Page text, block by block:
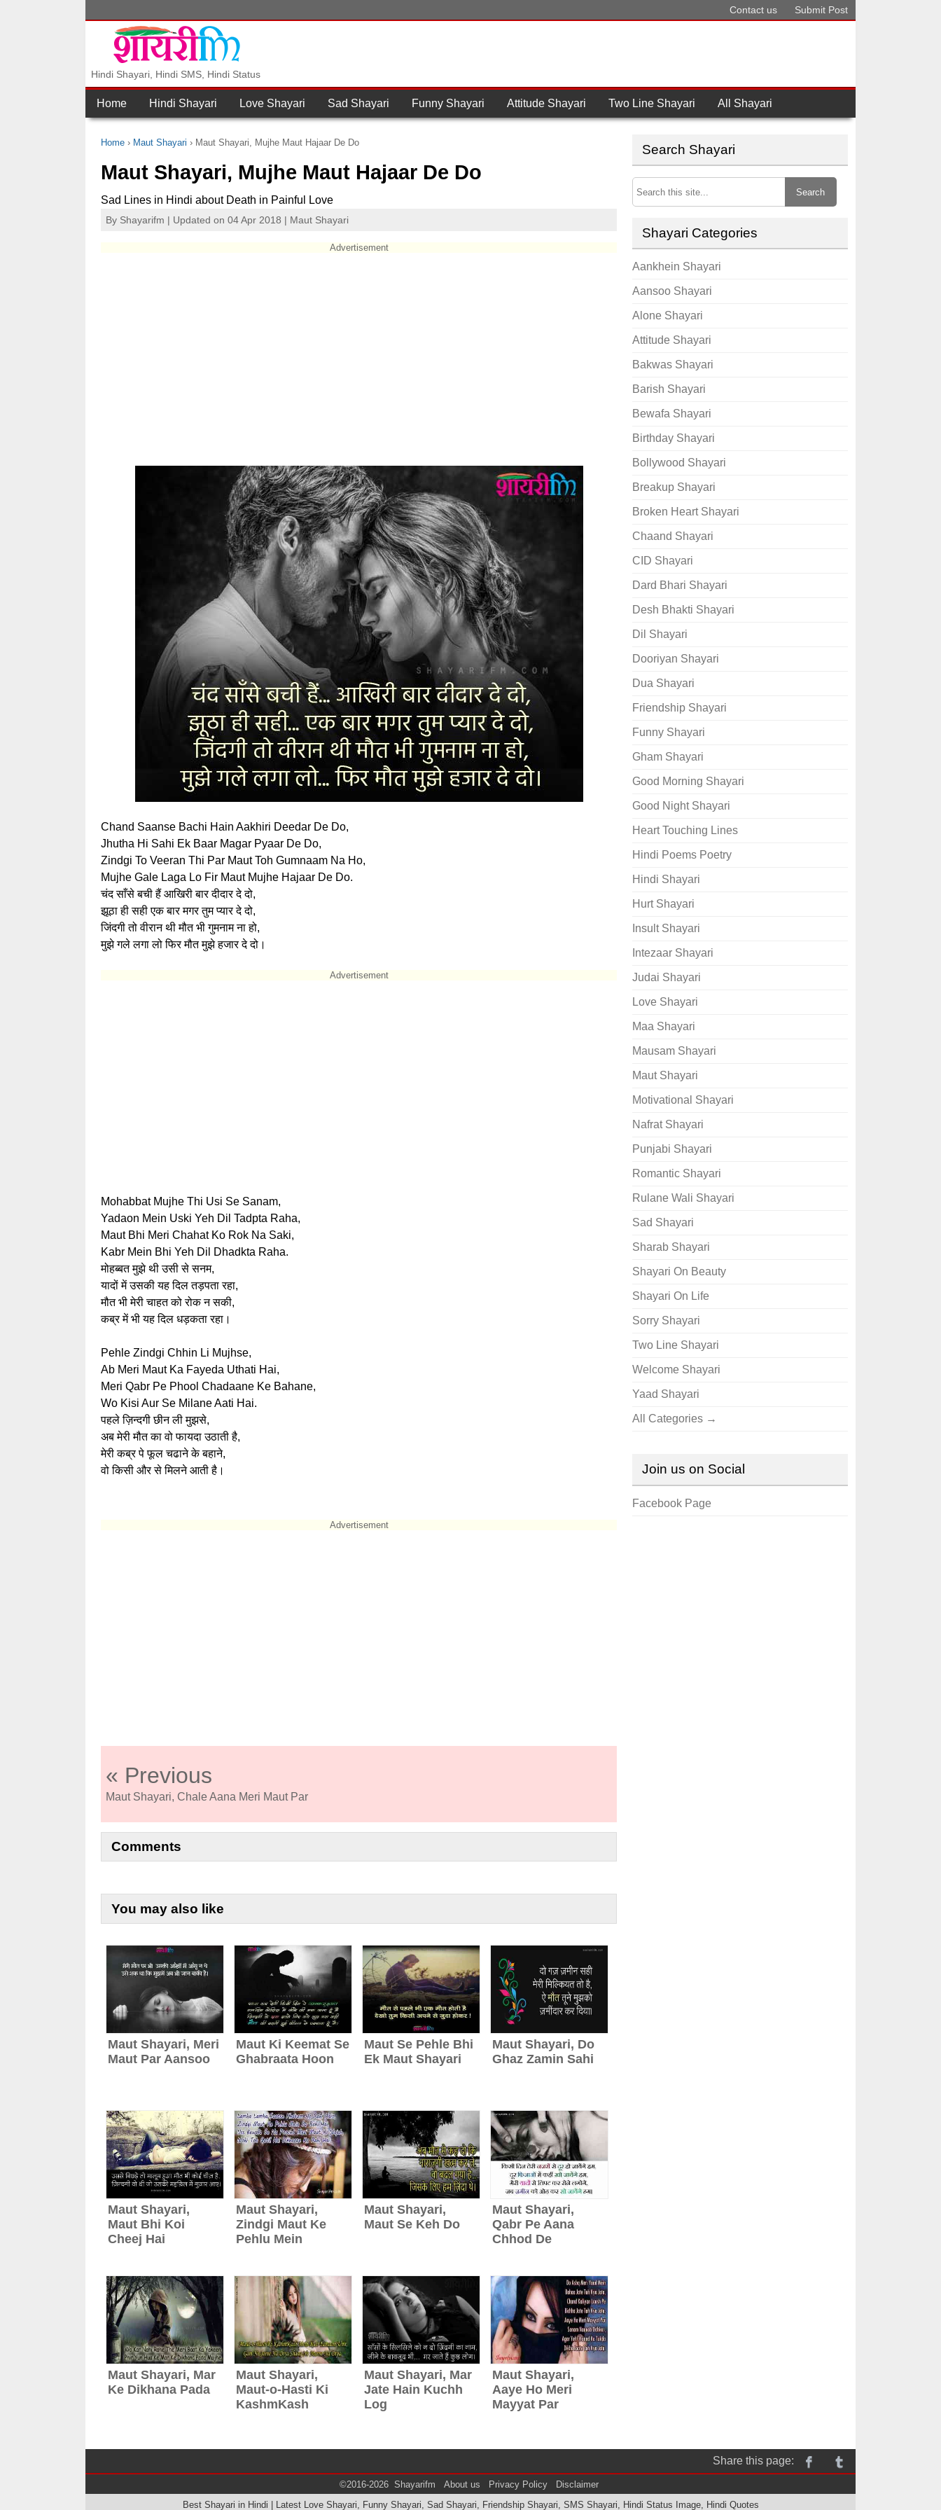
Contact us Submit Post
Hindi Shayari, Hindi SMS, Hindi Status
Home Hindi Shayari Love Shayari Sad Shayari Funny Shayari Attitude Shayari Two Line Shayari All Shayari
Home Maut Shayari Maut Shayari, Mujhe Maut Hajaar De Do
Maut Shayari, Mujhe Maut Hajaar De Do
Sad Lines in Hindi about Death in Painful Love
By Shayarifm | Updated on 04 Apr 2018 | Maut Shayari
Advertisement
Chand Saanse Bachi Hain Aakhiri Deedar De Do,
Jhutha Hi Sahi Ek Baar Magar Pyaar De Do,
Zindgi To Veeran Thi Par Maut Toh Gumnaam Na Ho,
Mujhe Gale Laga Lo Fir Maut Mujhe Hajaar De Do.
चंद साँसे बची हैं आखिरी बार दीदार दे दो,
झूठा ही सही एक बार मगर तुम प्यार दे दो,
जिंदगी तो वीरान थी मौत भी गुमनाम ना हो,
मुझे गले लगा लो फिर मौत मुझे हजार दे दो।
Advertisement
Mohabbat Mujhe Thi Usi Se Sanam,
Yadaon Mein Uski Yeh Dil Tadpta Raha,
Maut Bhi Meri Chahat Ko Rok Na Saki,
Kabr Mein Bhi Yeh Dil Dhadkta Raha.
मोहब्बत मुझे थी उसी से सनम,
यादों में उसकी यह दिल तड़पता रहा,
मौत भी मेरी चाहत को रोक न सकी,
कब्र में भी यह दिल धड़कता रहा।
Pehle Zindgi Chhin Li Mujhse,
Ab Meri Maut Ka Fayeda Uthati Hai,
Meri Qabr Pe Phool Chadaane Ke Bahane,
Wo Kisi Aur Se Milane Aati Hai.
पहले ज़िन्दगी छीन ली मुझसे,
अब मेरी मौत का वो फायदा उठाती है,
मेरी कब्र पे फूल चढाने के बहाने,
वो किसी और से मिलने आती है।
Advertisement
« Previous
Maut Shayari, Chale Aana Meri Maut Par
Comments
You may also like
Maut Shayari, Meri
Maut Par Aansoo
Maut Ki Keemat Se
Ghabraata Hoon
Maut Se Pehle Bhi
Ek Maut Shayari
Maut Shayari, Do
Ghaz Zamin Sahi
Maut Shayari,
Maut Bhi Koi
Cheej Hai
Maut Shayari,
Zindgi Maut Ke
Pehlu Mein
Maut Shayari,
Maut Se Keh Do
Maut Shayari,
Qabr Pe Aana
Chhod De
Maut Shayari, Mar
Ke Dikhana Pada
Maut Shayari,
Maut-o-Hasti Ki
KashmKash
Maut Shayari, Mar
Jate Hain Kuchh
Log
Maut Shayari,
Aaye Ho Meri
Mayyat Par
Search Shayari
Search
Shayari Categories
Aankhein Shayari
Aansoo Shayari
Alone Shayari
Attitude Shayari
Bakwas Shayari
Barish Shayari
Bewafa Shayari
Birthday Shayari
Bollywood Shayari
Breakup Shayari
Broken Heart Shayari
Chaand Shayari
CID Shayari
Dard Bhari Shayari
Desh Bhakti Shayari
Dil Shayari
Dooriyan Shayari
Dua Shayari
Friendship Shayari
Funny Shayari
Gham Shayari
Good Morning Shayari
Good Night Shayari
Heart Touching Lines
Hindi Poems Poetry
Hindi Shayari
Hurt Shayari
Insult Shayari
Intezaar Shayari
Judai Shayari
Love Shayari
Maa Shayari
Mausam Shayari
Maut Shayari
Motivational Shayari
Nafrat Shayari
Punjabi Shayari
Romantic Shayari
Rulane Wali Shayari
Sad Shayari
Sharab Shayari
Shayari On Beauty
Shayari On Life
Sorry Shayari
Two Line Shayari
Welcome Shayari
Yaad Shayari
All Categories →
Join us on Social
Facebook Page
Share this page:
©2016-2026 Shayarifm About us Privacy Policy
Disclaimer
Best Shayari in Hindi | Latest Love Shayari, Funny Shayari, Sad Shayari, Friendship Shayari, SMS Shayari, Hindi Status Image, Hindi Quotes